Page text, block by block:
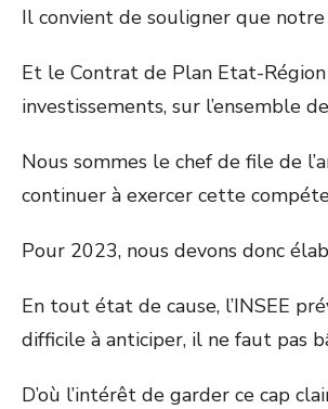
Il convient de souligner que
Et le Contrat de Plan Etat-
investissements, sur l’ensemble
Nous sommes le chef de file de
continuer à exercer cette
Pour 2023, nous devons donc
En tout état de cause, l’INSEE
difficile à anticiper, il ne faut pas
D’où l’intérêt de garder ce cap